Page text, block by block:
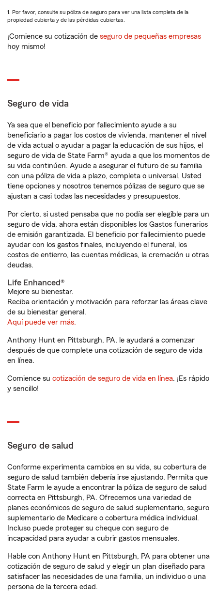
1. Por favor, consulte su póliza de seguro para ver una lista completa de la
propiedad cubierta y de las pérdidas cubiertas.
¡Comience su cotización de seguro de pequeñas empresas
hoy mismo!
Seguro de vida
Ya sea que el beneficio por fallecimiento ayude a su
beneficiario a pagar los costos de vivienda, mantener el nivel
de vida actual o ayudar a pagar la educación de sus hijos, el
seguro de vida de State Farm® ayuda a que los momentos de
su vida continúen. Ayude a asegurar el futuro de su familia
con una póliza de vida a plazo, completa o universal. Usted
tiene opciones y nosotros tenemos pólizas de seguro que se
ajustan a casi todas las necesidades y presupuestos.
Por cierto, si usted pensaba que no podía ser elegible para un
seguro de vida, ahora están disponibles los Gastos funerarios
de emisión garantizada. El beneficio por fallecimiento puede
ayudar con los gastos finales, incluyendo el funeral, los
costos de entierro, las cuentas médicas, la cremación u otras
deudas.
Life Enhanced®
Mejore su bienestar.
Reciba orientación y motivación para reforzar las áreas clave
de su bienestar general.
Aquí puede ver más.
Anthony Hunt en Pittsburgh, PA, le ayudará a comenzar
después de que complete una cotización de seguro de vida
en línea.
Comience su cotización de seguro de vida en línea. ¡Es rápido
y sencillo!
Seguro de salud
Conforme experimenta cambios en su vida, su cobertura de
seguro de salud también debería irse ajustando. Permita que
State Farm le ayude a encontrar la póliza de seguro de salud
correcta en Pittsburgh, PA. Ofrecemos una variedad de
planes económicos de seguro de salud suplementario, seguro
suplementario de Medicare o cobertura médica individual.
Incluso puede proteger su cheque con seguro de
incapacidad para ayudar a cubrir gastos mensuales.
Hable con Anthony Hunt en Pittsburgh, PA para obtener una
cotización de seguro de salud y elegir un plan diseñado para
satisfacer las necesidades de una familia, un individuo o una
persona de la tercera edad.